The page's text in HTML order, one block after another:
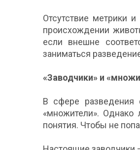
Отсутствие метрики
происхождении
если внешне
заниматься
«Заводчики» и
В сфере разведения
«множители».
понятия. Чтобы не